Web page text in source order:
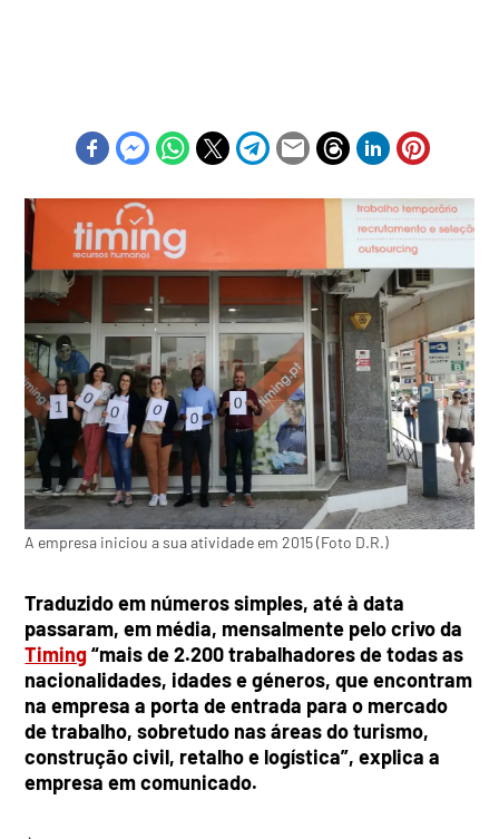
A empresa iniciou a sua atividade em 2015 (Foto D.R.)
Traduzido em números simples, até à data
passaram, em média, mensalmente pelo crivo da
Timing“mais de 2.200 trabalhadores de todas as
nacionalidades, idades e géneros, que encontram
na empresa a porta de entrada para o mercado
de trabalho, sobretudo nas áreas do turismo,
construção civil, retalho e logística”, explica a
empresa em comunicado.